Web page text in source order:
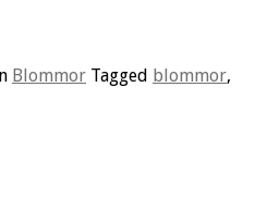
Blommor Tagged blommor,